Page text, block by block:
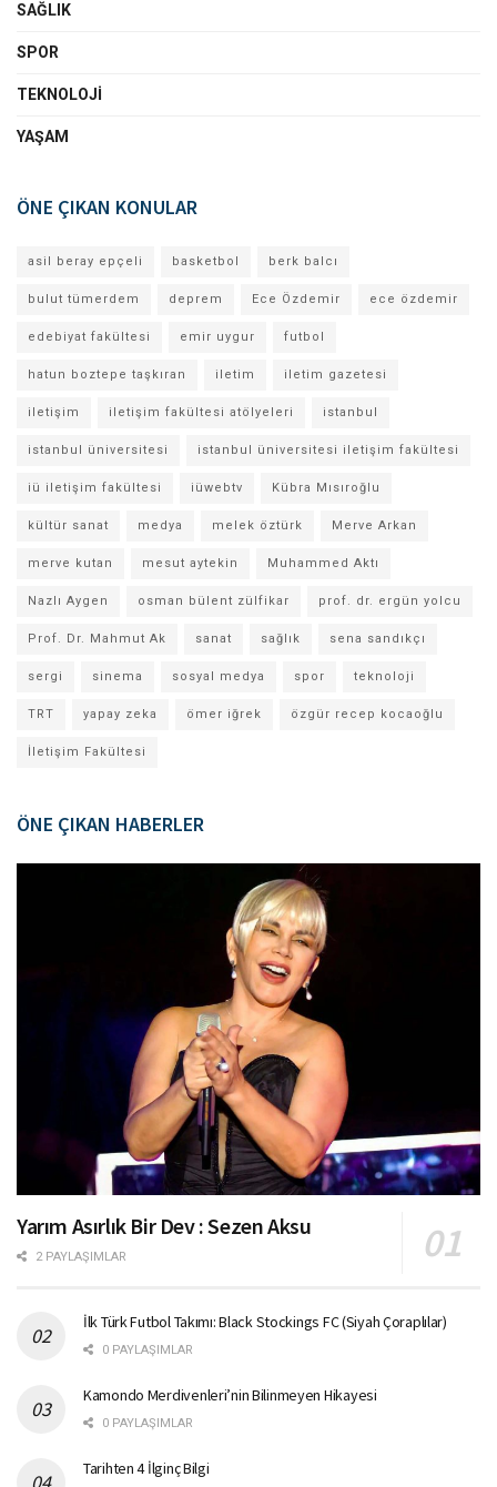
SAĞLIK
SPOR
TEKNOLOJI
YAŞAM
ÖNE ÇIKAN KONULAR
asil beray epçeli basketbol berk balcı
bulut tümerdem deprem Ece Özdemir ece özdemir
edebiyat fakültesi emir uygur futbol
hatun boztepe taşkıran iletim iletim gazetesi
iletişim iletişim fakültesi atölyeleri istanbul
istanbul üniversitesi istanbul üniversitesi iletişim fakültesi
iü iletişim fakültesi iüwebtv Kübra Mısıroğlu
kültür sanat medya melek öztürk Merve Arkan
merve kutan mesut aytekin Muhammed Aktı
Nazlı Aygen osman bülent zülfikar prof. dr. ergün yolcu
Prof. Dr. Mahmut Ak sanat sağlık sena sandıkçı
sergi sinema sosyal medya spor teknoloji
TRT yapay zeka ömer iğrek özgür recep kocaoğlu
İletişim Fakültesi
ÖNE ÇIKAN HABERLER
Yarım Asırlık Bir Dev : Sezen Aksu
2 PAYLAŞIMLAR
İlk Türk Futbol Takımı: Black Stockings FC (Siyah Çoraplılar)
0 PAYLAŞIMLAR
Kamondo Merdivenleri’nin Bilinmeyen Hikayesi
0 PAYLAŞIMLAR
Tarihten 4 İlginç Bilgi